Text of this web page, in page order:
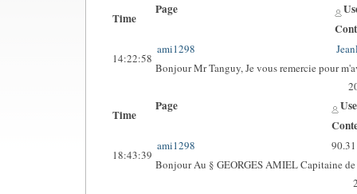
Time
Page
14:22:58
ami1298
Bonjour Mr Tanguy, Je vous remercie pour
Time
Page
18:43:39
ami1298
Bonjour Au § GEORGES AMIEL Capitaine